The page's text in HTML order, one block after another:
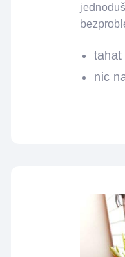
tahat
nic